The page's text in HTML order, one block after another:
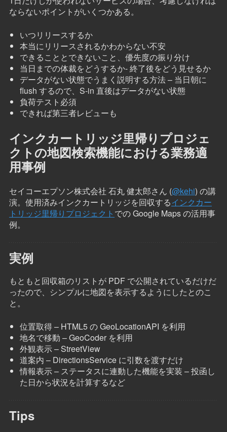
ならないポイントがいくつかある。
いつリリースするか
本当にリリースされるかわからない不安
できることとできないこと、優先度の振り分け
当日までの体裁をどうするか- 終了後をどう見せるか
データがない状態でうまく説明する方法 – 当日朝に
flush するので、S-in 直後はデータがない状態
負荷テスト必須
できれば第三者レビューも
インクカートリッジ里帰りプロジェ
クトの地図検索機能における業務適
用事例
セイコーエプソン株式会社 石丸 健太郎さん (@kehi) の講
演。使用済みインクカートリッジを回収するインクカー
トリッジ里帰りプロジェクト での Google Maps の活用事
例。
実例
もともと回収箱のリストが PDF で公開されているだけだ
ったので、シンプルに地図を表示するようにしたとのこ
と。
位置取得 – HTML5 の GeoLocationAPI を利用
地名で移動 – GeoCoder を利用
外観表示 – StreetView
道案内 – DirectionsService に引数を渡すだけ
情報表示 – ステータスに連動した機能を実装 – 投函し
た日から状況を計算するなど
Tips